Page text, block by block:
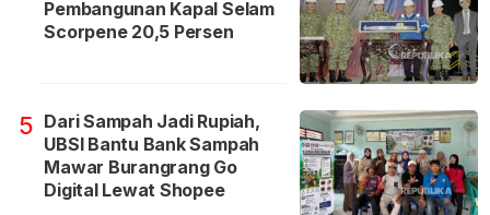
Pembangunan Kapal Selam
Scorpene 20,5 Persen
5 Dari Sampah Jadi Rupiah,
UBSI Bantu Bank Sampah
Mawar Burangrang Go
Digital Lewat Shopee